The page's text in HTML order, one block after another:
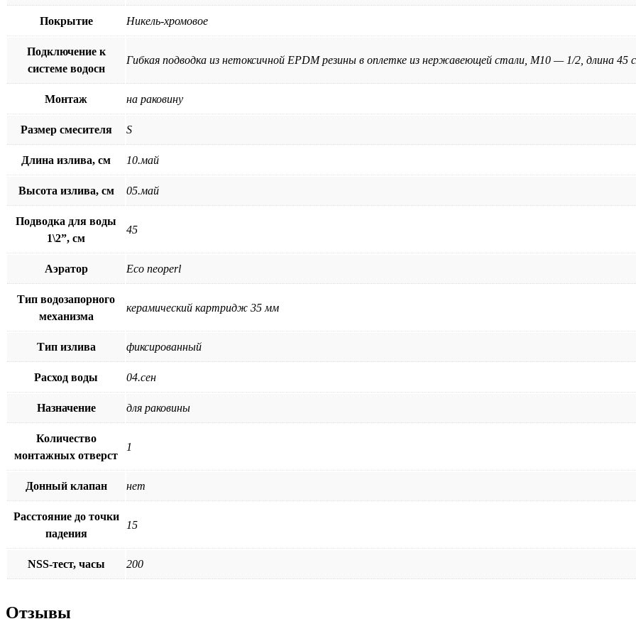
Покрытие Никель-хромовое
Подключение к
системе водосн
Гибкая подводка из нетоксичной EPDM резины в оплетке из нержавеющей стали, М10 — 1/2, длина 45
Монтаж на раковину
Размер смесителя S
Длина излива, см 10.май
Высота излива, см 05.май
Подводка для воды
1\2”, см
45
Аэратор Eco neoperl
Тип водозапорного
механизма
керамический картридж 35 мм
Тип излива фиксированный
Расход воды 04.сен
Назначение для раковины
Количество
монтажных отверст
1
Донный клапан нет
Расстояние до точки
падения
15
NSS-тест, часы 200
Отзывы